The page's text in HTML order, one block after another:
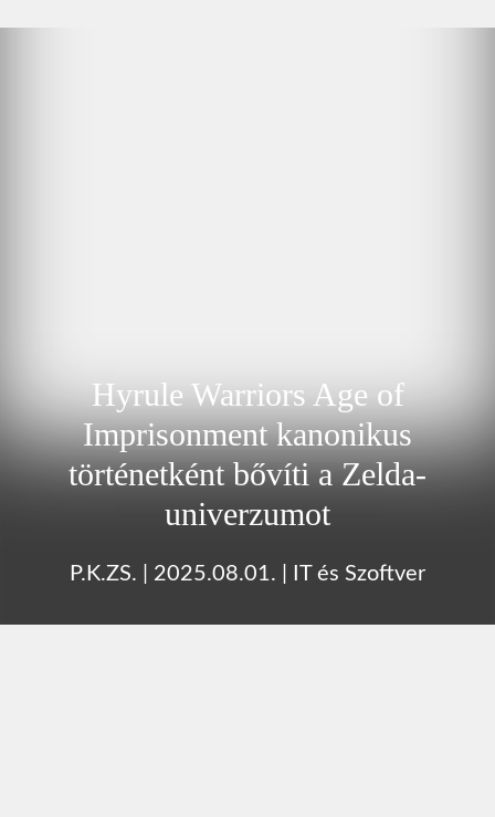
Hyrule Warriors Age of
Imprisonment kanonikus
történetként bővíti a Zelda-
univerzumot
P.K.ZS. 2025.08.01. IT és Szoftver